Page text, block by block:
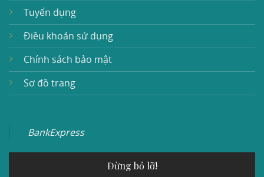
Tuyển dụng
Điều khoản sử dụng
Chính sách bảo mật
Sơ đồ trang
BankExpress
Đừng bỏ lỡ!